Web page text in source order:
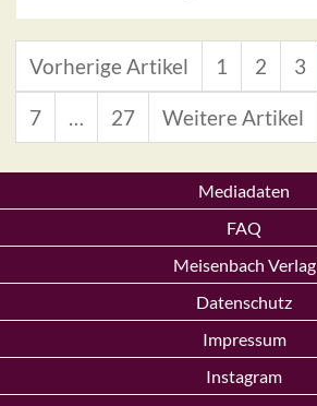
Vorherige Artikel 1 2 3
7 … 27 Weitere Artikel
Mediadaten
FAQ
Meisenbach Verlag
Datenschutz
Impressum
Instagram